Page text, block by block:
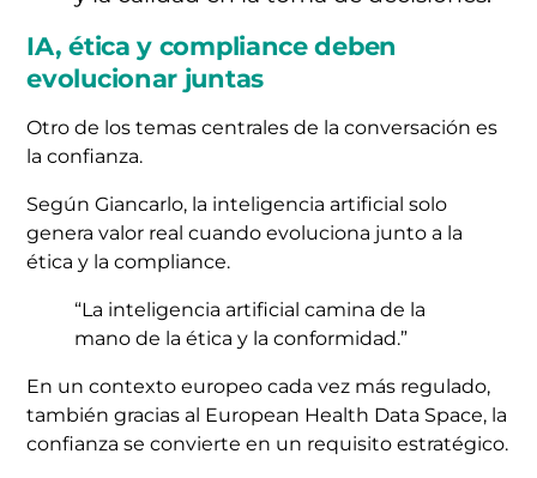
IA, ética y compliance deben
evolucionar juntas
Otro de los temas centrales de la conversación es
la confianza.
Según Giancarlo, la inteligencia artificial solo
genera valor real cuando evoluciona junto a la
ética y la compliance.
“La inteligencia artificial camina de la
mano de la ética y la conformidad.”
En un contexto europeo cada vez más regulado,
también gracias al European Health Data Space, la
confianza se convierte en un requisito estratégico.